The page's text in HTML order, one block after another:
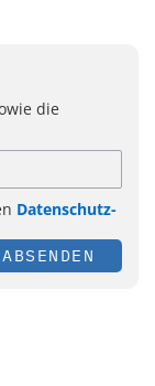
die
Datenschutz-
ABSENDEN